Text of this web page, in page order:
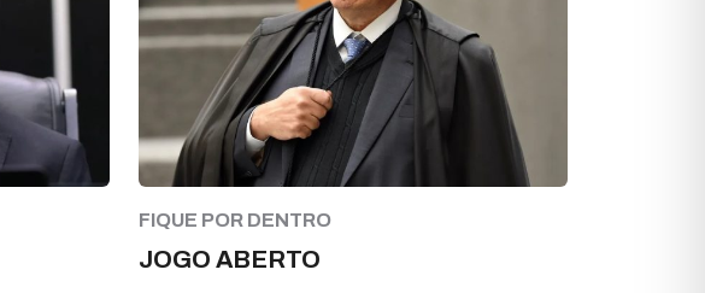
FIQUE POR DENTRO
JOGO ABERTO